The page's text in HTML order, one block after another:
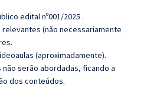
edital nº001/2025 .
(não necessariamente
(aproximadamente).
serão abordadas, ficando a
dos conteúdos.